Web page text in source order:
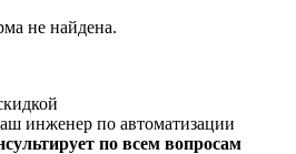
не найдена.
инженер по автоматизации
по всем вопросам